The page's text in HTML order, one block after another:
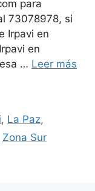
para
73078978, si
Irpavi en
en
… Leer más
, La Paz,
Zona Sur